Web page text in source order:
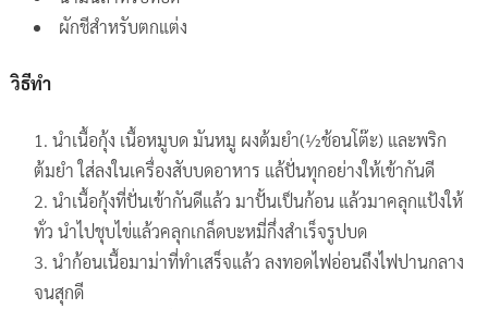
ผักชีสำหรับตกแต่ง
วิธีทำ
นำเนื้อกุ้ง เนื้อหมูบด มันหมู ผงต้มยำ(½ช้อนโต๊ะ) และพริก
ต้มยำ ใส่ลงในเครื่องสับบดอาหาร แล้ปั่นทุกอย่างให้เข้ากันดี
นำเนื้อกุ้งที่ปั่นเข้ากันดีแล้ว มาปั้นเป็นก้อน แล้วมาคลุกแป้งให้
ทั่ว นำไปชุบไข่แล้วคลุกเกล็ดบะหมี่กึ่งสำเร็จรูปบด
นำก้อนเนื้อมาม่าที่ทำเสร็จแล้ว ลงทอดไฟอ่อนถึงไฟปานกลาง
จนสุกดี